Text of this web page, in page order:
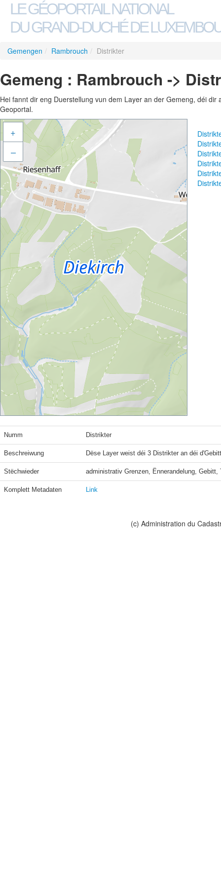
LE GÉOPORTAIL NATIONAL
DU GRAND-DUCHÉ DE
Gemengen / Rambrouch / Distrikter
Gemeng : Rambrouch ->
Hei fannt dir eng Duerstellung vun dem Layer an der Gemeng, déi
Geoportal.
+
–
Numm Distrikter
Beschreiwung Dëse Layer weist déi 3 Distrikter an déi
Stëchwieder administrativ Grenzen, Ënnerandelung,
Komplett Metadaten Link
(c) Administration du